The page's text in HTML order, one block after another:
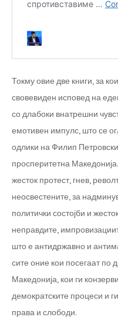
Токму овие две книги, за
свовевиден исповед на
со длабоки внатрешни
емотивен импулс, што се
одлики на Филип
просперитетна
жесток протест, гнев,
неосвестените, за
политички состојби и
неправдите,
што е антидржавно и
сите оние кои посегаат по
Македонија, кои ги
демократските процеси и
права и слободи.